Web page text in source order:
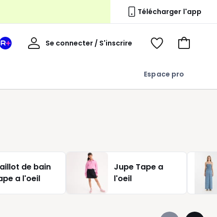
Télécharger l'app
Espace pro
Mon
Se connecter / S'inscrire
Mon
Voir
Voir
de bain
a l'oeil
Jupe Tape a
l'oeil